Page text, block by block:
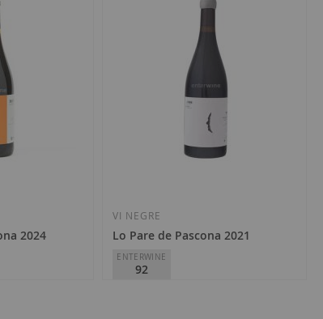
2024
VI NEGRE
Lo Pare de Pascona 2021
ENTERWINE
92